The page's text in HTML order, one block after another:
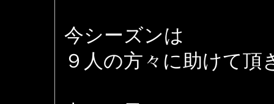
今シーズンは
９人の方々に助けて頂